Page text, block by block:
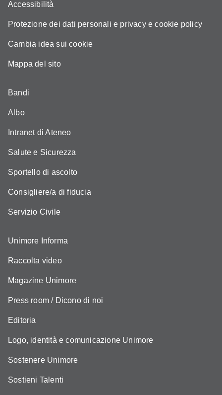
Accessibilità
Protezione dei dati personali e privacy e cookie policy
Cambia idea sui cookie
Mappa del sito
Bandi
Albo
Intranet di Ateneo
Salute e Sicurezza
Sportello di ascolto
Consigliere/a di fiducia
Servizio Civile
Unimore Informa
Raccolta video
Magazine Unimore
Press room / Dicono di noi
Editoria
Logo, identità e comunicazione Unimore
Sostenere Unimore
Sostieni Talenti